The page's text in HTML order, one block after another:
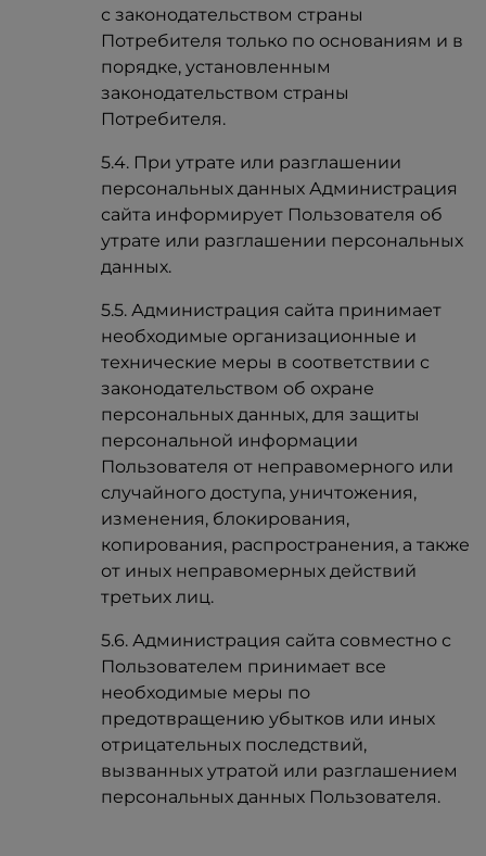
с законодательством страны
Потребителя только по основаниям и в
порядке, установленным
законодательством страны
Потребителя.
5.4. При утрате или разглашении
персональных данных Администрация
сайта информирует Пользователя об
утрате или разглашении персональных
данных.
5.5. Администрация сайта принимает
необходимые организационные и
технические меры в соответствии с
законодательством об охране
персональных данных, для защиты
персональной информации
Пользователя от неправомерного или
случайного доступа, уничтожения,
изменения, блокирования,
копирования, распространения, а также
от иных неправомерных действий
третьих лиц.
5.6. Администрация сайта совместно с
Пользователем принимает все
необходимые меры по
предотвращению убытков или иных
отрицательных последствий,
вызванных утратой или разглашением
персональных данных Пользователя.